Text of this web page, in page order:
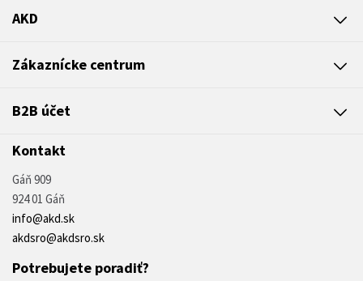
AKD
Zákaznícke centrum
B2B účet
Kontakt
Gáň 909
924 01 Gáň
info@akd.sk
akdsro@akdsro.sk
Potrebujete poradiť?